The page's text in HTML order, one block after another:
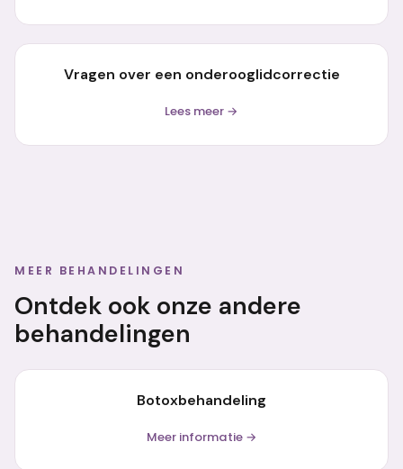
Vragen over een onderooglidcorrectie
Lees meer →
MEER BEHANDELINGEN
Ontdek ook onze andere
behandelingen
Botoxbehandeling
Meer informatie →